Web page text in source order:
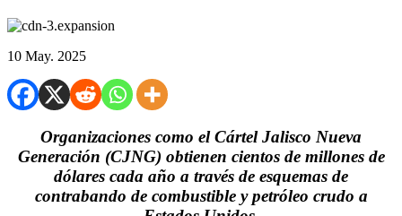
10 May. 2025
Organizaciones como el Cártel Jalisco Nueva
Generación (CJNG) obtienen cientos de millones de
dólares cada año a través de esquemas de
contrabando de combustible y petróleo crudo a